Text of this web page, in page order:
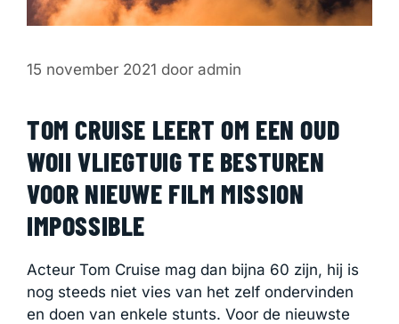
15 november 2021 door admin
TOM CRUISE LEERT OM EEN OUD
WOII VLIEGTUIG TE BESTUREN
VOOR NIEUWE FILM MISSION
IMPOSSIBLE
Acteur Tom Cruise mag dan bijna 60 zijn, hij is
nog steeds niet vies van het zelf ondervinden
en doen van enkele stunts. Voor de nieuwste